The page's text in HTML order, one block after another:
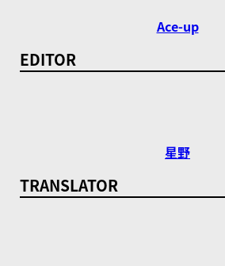
Ace-up
EDITOR
星野
TRANSLATOR